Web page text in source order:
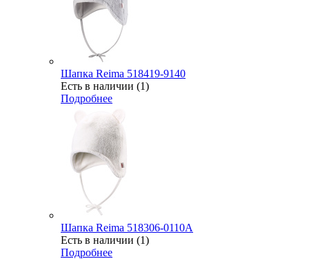
Шапка Reima 518419-9140
Есть в наличии (1)
Подробнее
Шапка Reima 518306-0110А
Есть в наличии (1)
Подробнее